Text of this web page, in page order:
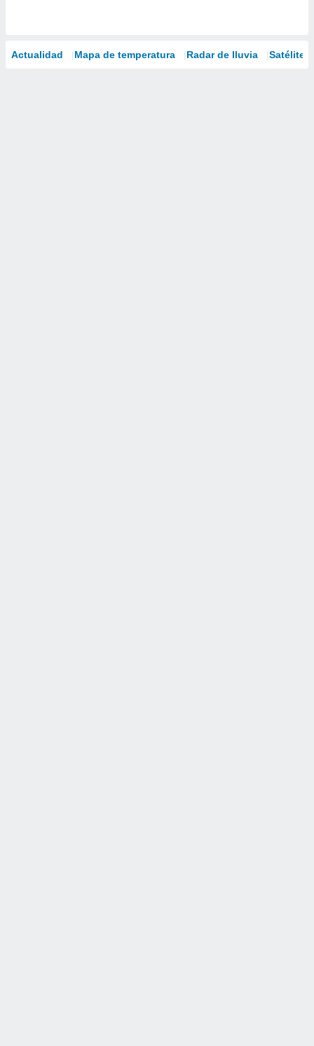
Actualidad Mapa de temperatura Radar de lluvia Satélites